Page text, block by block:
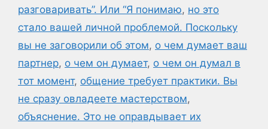
разговаривать”. Или “Я понимаю, но это
стало вашей личной проблемой. Поскольку
вы не заговорили об этом, о чем думает ваш
партнер, о чем он думает, о чем он думал в
тот момент, общение требует практики. Вы
не сразу овладеете мастерством,
объяснение. Это не оправдывает их